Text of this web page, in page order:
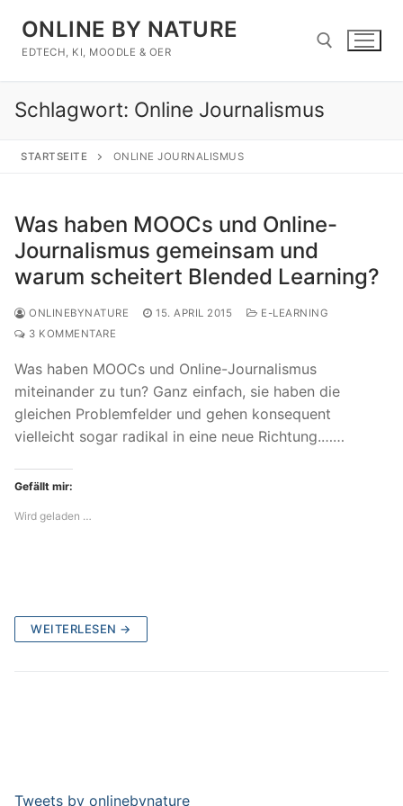
Inhalt
springen
ONLINE BY NATURE
EDTECH, KI, MOODLE & OER
Suchen nach:
Schlagwort: Online Journalismus
STARTSEITE ONLINE JOURNALISMUS
Was haben MOOCs und Online-
Journalismus gemeinsam und
warum scheitert Blended Learning?
ONLINEBYNATURE 15. APRIL 2015
E-LEARNING
3 KOMMENTARE
Was haben MOOCs und Online-Journalismus
miteinander zu tun? Ganz einfach, sie haben die
gleichen Problemfelder und gehen konsequent
vielleicht sogar radikal in eine neue Richtung.……
Gefällt mir:
Wird geladen …
WEITERLESEN →
Tweets by onlinebynature